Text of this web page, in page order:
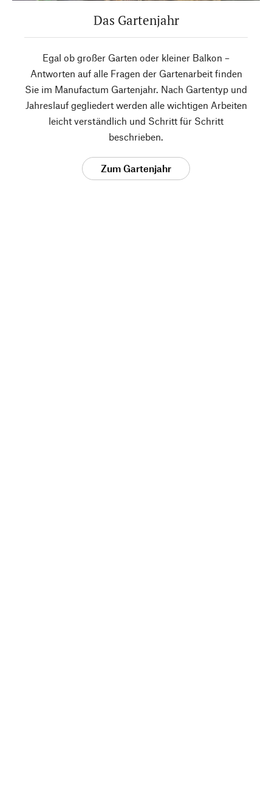
Das Gartenjahr
Egal ob großer Garten oder kleiner Balkon –
Antworten auf alle Fragen der Gartenarbeit finden
Sie im Manufactum Gartenjahr. Nach Gartentyp und
Jahreslauf gegliedert werden alle wichtigen Arbeiten
leicht verständlich und Schritt für Schritt
beschrieben.
Zum Gartenjahr